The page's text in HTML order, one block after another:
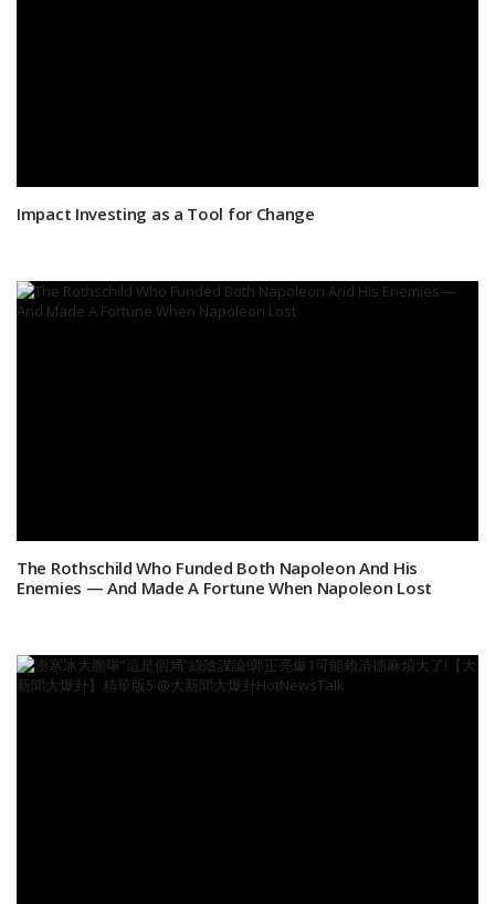
Impact Investing as a Tool for Change
The Rothschild Who Funded Both Napoleon And His
Enemies — And Made A Fortune When Napoleon Lost